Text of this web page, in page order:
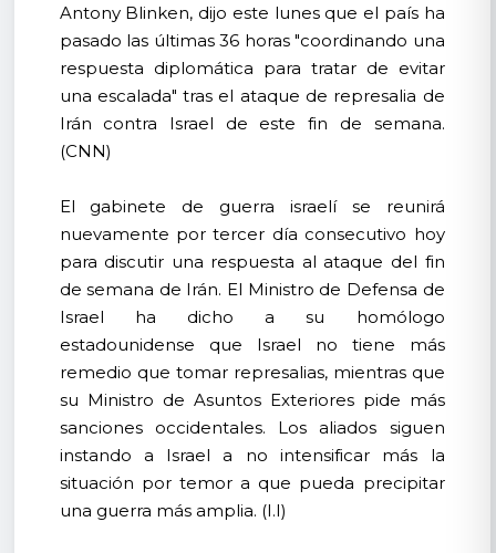
Antony Blinken, dijo este lunes que el país ha
pasado las últimas 36 horas "coordinando una
respuesta diplomática para tratar de evitar
una escalada" tras el ataque de represalia de
Irán contra Israel de este fin de semana.
(CNN)
El gabinete de guerra israelí se reunirá
nuevamente por tercer día consecutivo hoy
para discutir una respuesta al ataque del fin
de semana de Irán. El Ministro de Defensa de
Israel ha dicho a su homólogo
estadounidense que Israel no tiene más
remedio que tomar represalias, mientras que
su Ministro de Asuntos Exteriores pide más
sanciones occidentales. Los aliados siguen
instando a Israel a no intensificar más la
situación por temor a que pueda precipitar
una guerra más amplia. (I.I)